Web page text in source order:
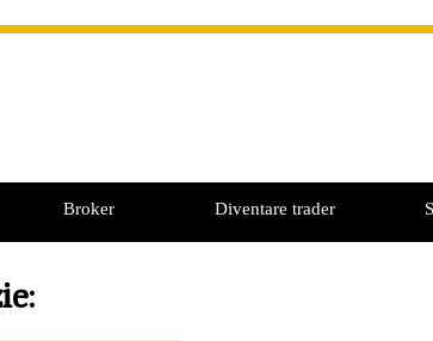
Broker Diventare trader